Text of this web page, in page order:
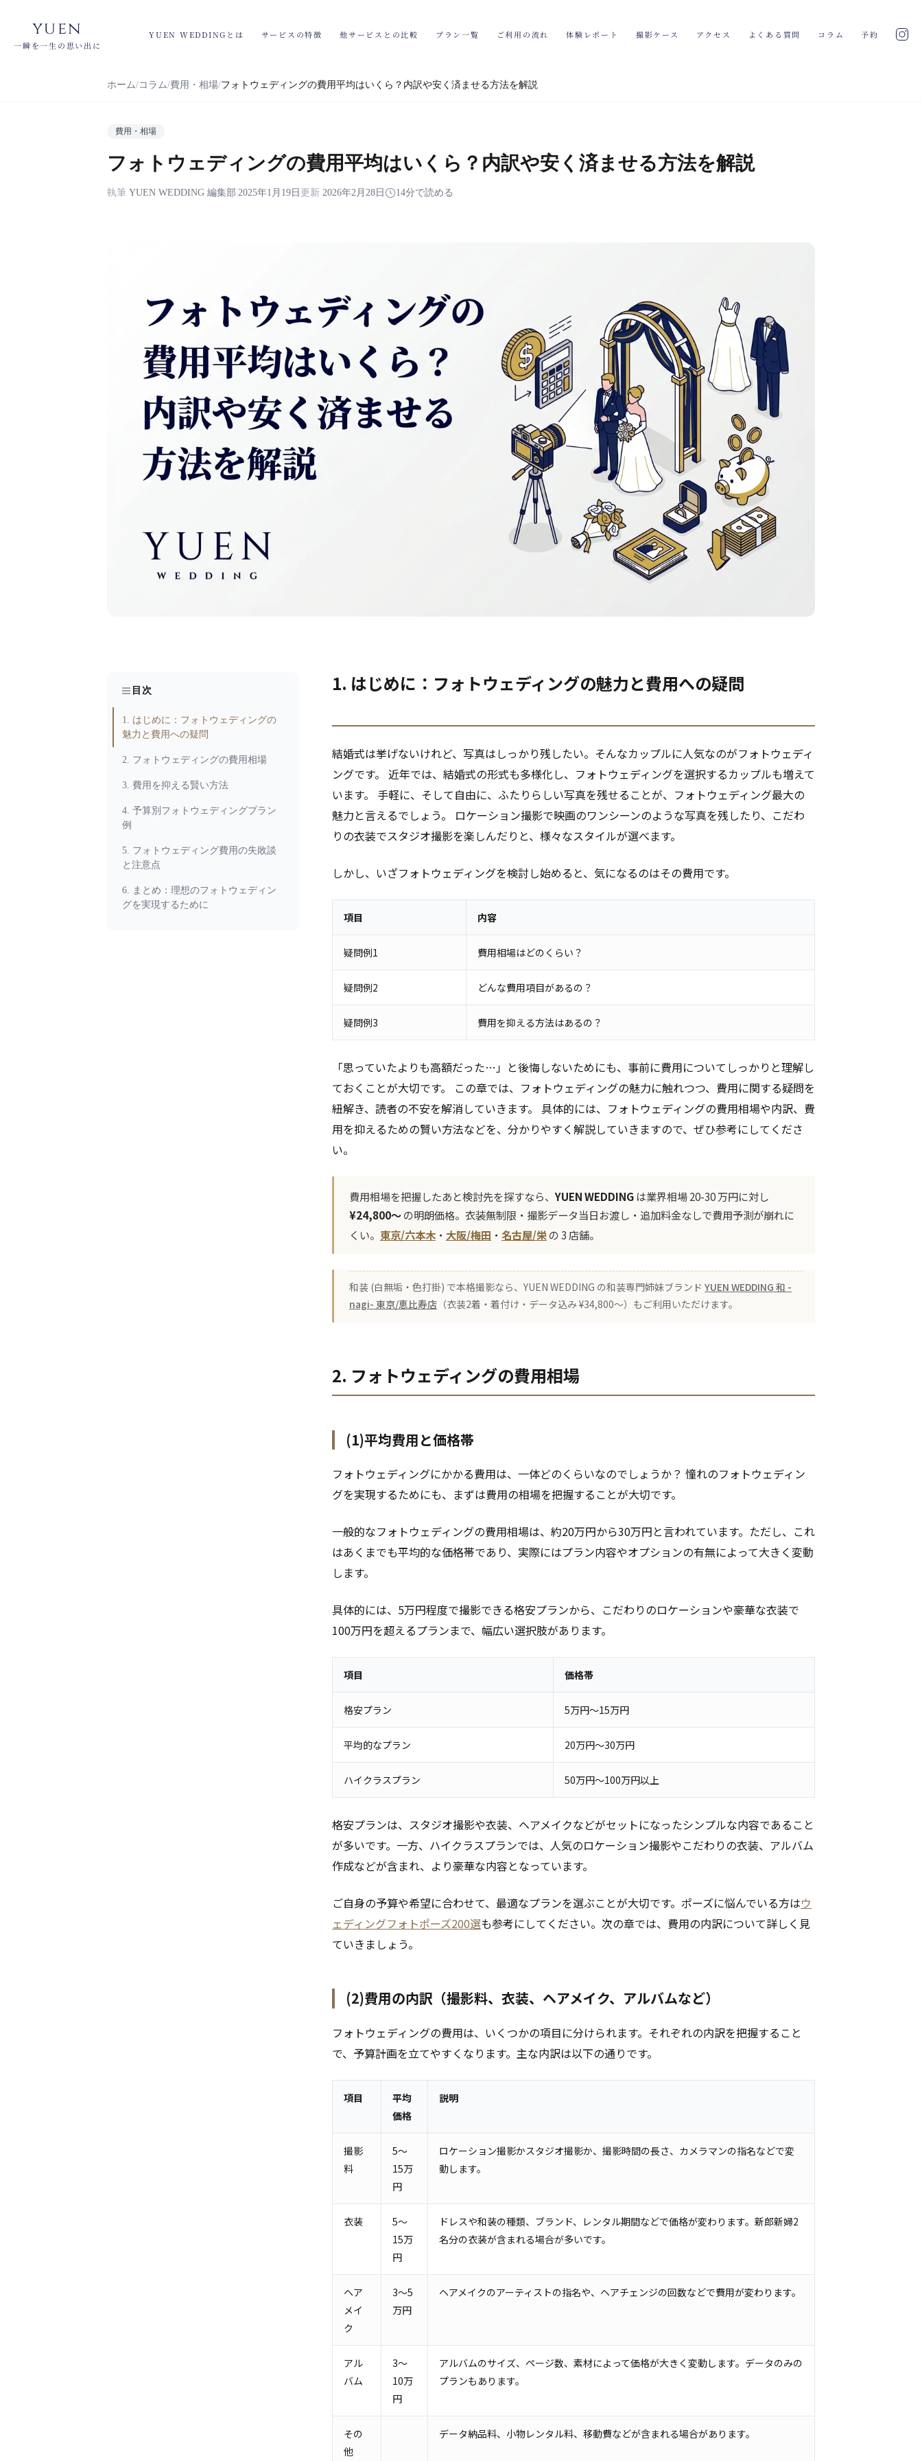
yuen
一瞬を一生の思い出に
YUEN WEDDINGとは サービスの特徴 他サービスとの比較 プラン一覧 ご利用の流れ 体験レポート 撮影ケース アクセス よくある質問 コラム 予約
ホーム コラム 費用・相場 フォトウェディングの費用平均はいくら？内訳や安く済ませる方法を解説
費用・相場
フォトウェディングの費用平均はいくら？内訳や安く済ませる方法を解説
執筆 YUEN WEDDING 編集部 2025年1月19日 更新 2026年2月28日 14分で読める
目次
1. はじめに：フォトウェディングの
魅力と費用への疑問
2. フォトウェディングの費用相場
3. 費用を抑える賢い方法
4. 予算別フォトウェディングプラン
例
5. フォトウェディング費用の失敗談
と注意点
6. まとめ：理想のフォトウェディン
グを実現するために
1. はじめに：フォトウェディングの魅力と費用への疑問
結婚式は挙げないけれど、写真はしっかり残したい。そんなカップルに人気なのがフォトウェディ
ングです。 近年では、結婚式の形式も多様化し、フォトウェディングを選択するカップルも増えて
います。 手軽に、そして自由に、ふたりらしい写真を残せることが、フォトウェディング最大の
魅力と言えるでしょう。 ロケーション撮影で映画のワンシーンのような写真を残したり、こだわ
りの衣装でスタジオ撮影を楽しんだりと、様々なスタイルが選べます。
しかし、いざフォトウェディングを検討し始めると、気になるのはその費用です。
項目 内容
疑問例1 費用相場はどのくらい？
疑問例2 どんな費用項目があるの？
疑問例3 費用を抑える方法はあるの？
「思っていたよりも高額だった…」と後悔しないためにも、事前に費用についてしっかりと理解し
ておくことが大切です。 この章では、フォトウェディングの魅力に触れつつ、費用に関する疑問を
紐解き、読者の不安を解消していきます。 具体的には、フォトウェディングの費用相場や内訳、費
用を抑えるための賢い方法などを、分かりやすく解説していきますので、ぜひ参考にしてくださ
い。
費用相場を把握したあと検討先を探すなら、YUEN WEDDING は業界相場 20-30 万円に対し
¥24,800〜の明朗価格。衣装無制限・撮影データ当日お渡し・追加料金なしで費用予測が崩れに
くい。 東京/六本木 ・ 大阪/梅田 ・ 名古屋/栄の 3 店舗。
和装 (白無垢・色打掛) で本格撮影なら、YUEN WEDDING の和装専門姉妹ブランド YUEN WEDDING 和 -
nagi- 東京/恵比寿店 （衣装2着・着付け・データ込み ¥34,800〜）もご利用いただけます。
2. フォトウェディングの費用相場
(1)平均費用と価格帯
フォトウェディングにかかる費用は、一体どのくらいなのでしょうか？ 憧れのフォトウェディン
グを実現するためにも、まずは費用の相場を把握することが大切です。
一般的なフォトウェディングの費用相場は、約20万円から30万円と言われています。ただし、これ
はあくまでも平均的な価格帯であり、実際にはプラン内容やオプションの有無によって大きく変動
します。
具体的には、5万円程度で撮影できる格安プランから、こだわりのロケーションや豪華な衣装で
100万円を超えるプランまで、幅広い選択肢があります。
項目 価格帯
格安プラン 5万円～15万円
平均的なプラン 20万円～30万円
ハイクラスプラン 50万円～100万円以上
格安プランは、スタジオ撮影や衣装、ヘアメイクなどがセットになったシンプルな内容であること
が多いです。一方、ハイクラスプランでは、人気のロケーション撮影やこだわりの衣装、アルバム
作成などが含まれ、より豪華な内容となっています。
ご自身の予算や希望に合わせて、最適なプランを選ぶことが大切です。ポーズに悩んでいる方はウ
ェディングフォトポーズ200選も参考にしてください。次の章では、費用の内訳について詳しく見
ていきましょう。
(2)費用の内訳（撮影料、衣装、ヘアメイク、アルバムなど）
フォトウェディングの費用は、いくつかの項目に分けられます。それぞれの内訳を把握すること
で、予算計画を立てやすくなります。主な内訳は以下の通りです。
項目
平均
価格
説明
撮影
料
5～
15万
円
ロケーション撮影かスタジオ撮影か、撮影時間の長さ、カメラマンの指名などで変
動します。
衣装
5～
15万
円
ドレスや和装の種類、ブランド、レンタル期間などで価格が変わります。新郎新婦2
名分の衣装が含まれる場合が多いです。
ヘア
メイ
ク
3～5
万円
ヘアメイクのアーティストの指名や、ヘアチェンジの回数などで費用が変わります。
アル
バム
3～
10万
円
アルバムのサイズ、ページ数、素材によって価格が大きく変動します。データのみの
プランもあります。
その
他
データ納品料、小物レンタル料、移動費などが含まれる場合があります。